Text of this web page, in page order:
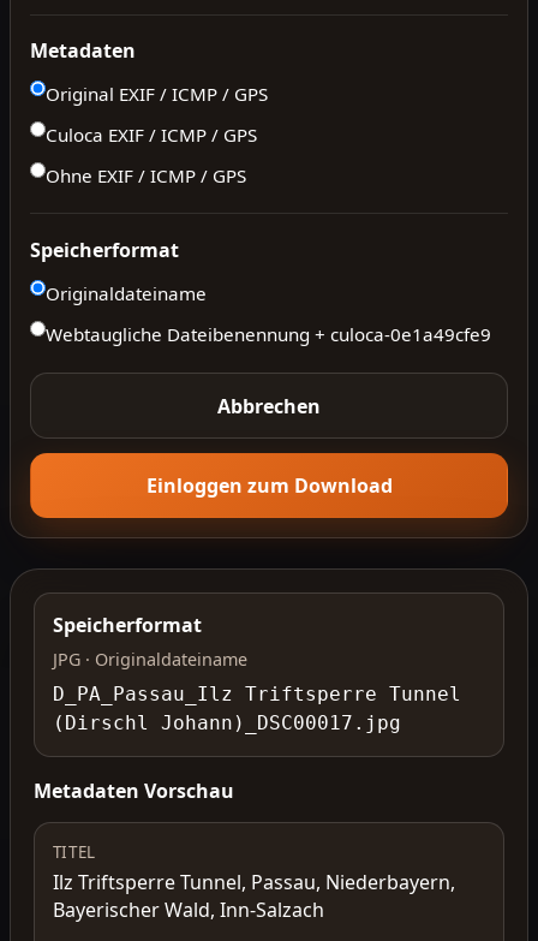
Metadaten
Original EXIF / ICMP / GPS
Culoca EXIF / ICMP / GPS
Ohne EXIF / ICMP / GPS
Speicherformat
Originaldateiname
Webtaugliche Dateibenennung + culoca-0e1a49cfe9
Abbrechen
Einloggen zum Download
Speicherformat
JPG · Originaldateiname
D_PA_Passau_Ilz Triftsperre Tunnel
(Dirschl Johann)_DSC00017.jpg
Metadaten Vorschau
TITEL
Ilz Triftsperre Tunnel, Passau, Niederbayern,
Bayerischer Wald, Inn-Salzach